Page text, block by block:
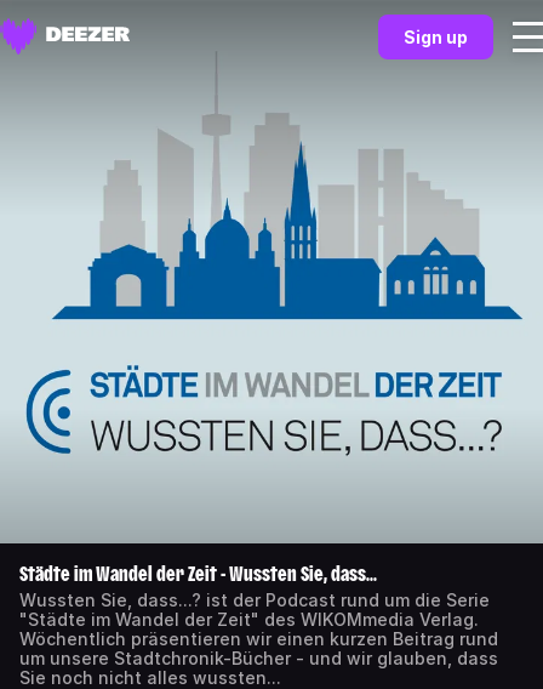
Sign up
Städte im Wandel der Zeit - Wussten Sie, dass...
Wussten Sie, dass...? ist der Podcast rund um die Serie
"Städte im Wandel der Zeit" des WIKOMmedia Verlag.
Wöchentlich präsentieren wir einen kurzen Beitrag rund
um unsere Stadtchronik-Bücher - und wir glauben, dass
Sie noch nicht alles wussten...